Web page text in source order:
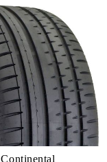
Continental